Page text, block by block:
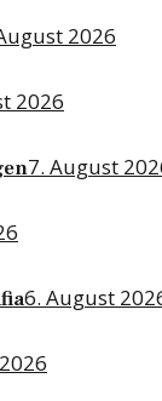
2026
2026
7. August
6. August